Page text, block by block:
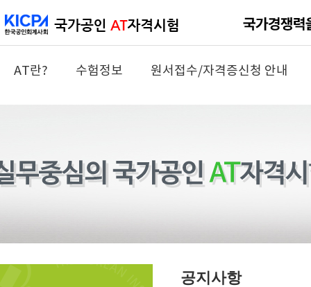
AT란? 수험정보 원서접수/자격증신청 안내
공지사항